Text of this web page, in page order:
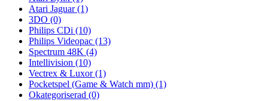
Atari Jaguar(1)
3DO (0)
Philips CDi (10)
Philips Videopac (13)
Spectrum 48K (4)
Intellivision (10)
Vectrex & Luxor(1)
Pocketspel (Game & Watch mm) (1)
Okategoriserad (0)